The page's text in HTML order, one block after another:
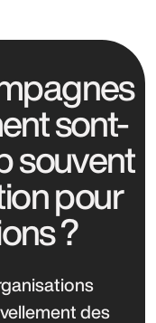
sont-
souvent
pour
?
des